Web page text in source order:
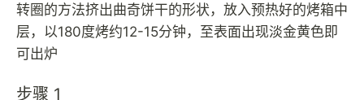
转圈的方法挤出曲奇饼干的形状，放入预热好的烤箱中
层，以180度烤约12-15分钟，至表面出现淡金黄色即
可出炉
步骤 1